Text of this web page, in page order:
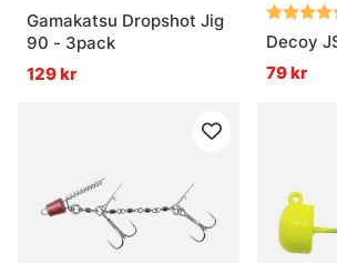
Gamakatsu Dropshot Jig
90 - 3pack
129 kr
Betyg:
Decoy
79 kr